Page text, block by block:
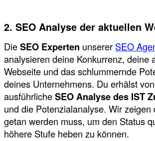
2. SEO Analyse der aktuellen
DieSEO Experten unserer SEO
analysieren deine Konkurrenz, deine
Webseite und das schlummernde
deines Unternehmens. Du erhälst
ausführlicheSEO Analyse des IST
und die Potenzialanalyse. Wir zeigen
getan werden muss, um den Status
höhere Stufe heben zu können.